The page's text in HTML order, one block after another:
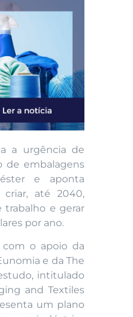
a urgência de
de embalagens
e aponta
até 2040,
e gerar
por ano.
com o apoio da
e da The
intitulado
and Textiles
um plano